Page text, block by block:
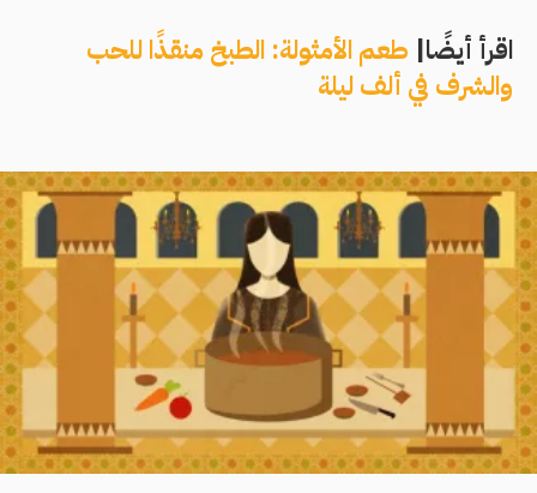
اقرأ أيضًا| طعم الأمثولة: الطبخ منقذًا للحب
والشرف في ألف ليلة